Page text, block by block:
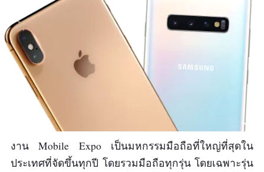
งาน Mobile Expo เป็นมหกรรมมือถือที่ใหญ่ที่สุดใน
ประเทศที่จัดขึ้นทุกปี โดยรวมมือถือทุกรุ่น โดยเฉพาะรุ่น